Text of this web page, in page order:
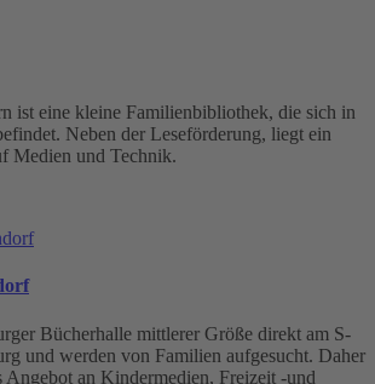
ist eine kleine Familienbibliothek, die sich in
Neben der Leseförderung, liegt ein
Medien und Technik.
Bücherhalle mittlerer Größe direkt am S-
und werden von Familien aufgesucht. Daher
Angebot an Kindermedien, Freizeit -und